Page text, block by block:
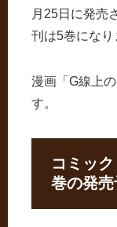
月25日に発売
刊は5巻になり
漫画「G線上
す。
コミッ
巻の発